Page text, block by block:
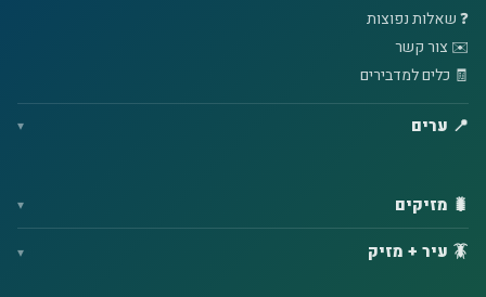
❓ שאלות נפוצות
✉️ צור קשר
🧾 כלים למדבירים
📍 ערים
🐛 מזיקים
🪳 עיר + מזיק